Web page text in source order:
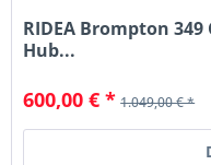
RIDEA Brompton 349
Hub...
600,00 € * 1.049,00 € *